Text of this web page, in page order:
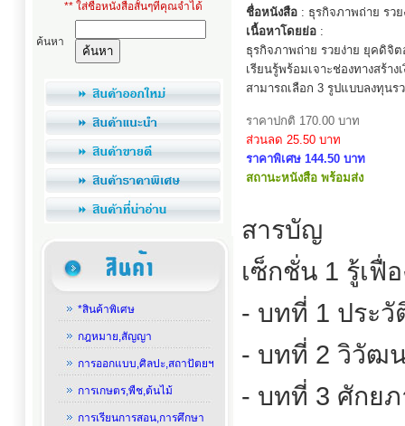
** ใส่ชื่อหนังสือสั้นๆที่คุณจำได้
ค้นหา
*สินค้าพิเศษ
กฎหมาย,สัญญา
การออกแบบ,ศิลปะ,สถาปัตยฯ
การเกษตร,พืช,ต้นไม้
การเรียนการสอน,การศึกษา
ชื่อหนังสือ : ธุรกิจภาพถ่าย รว
เนื้อหาโดยย่อ :
ธุรกิจภาพถ่าย รวยง่าย ยุคดิจิ
เรียนรู้พร้อมเจาะช่องทางสร้า
สามารถเลือก 3 รูปแบบลงทุนร
ราคาปกติ 170.00 บาท
ส่วนลด 25.50 บาท
ราคาพิเศษ 144.50 บาท
สถานะหนังสือ พร้อมส่ง
สารบัญ
เซ็กชั่น 1 รู้เฟื่
- บทที่ 1 ประวั
- บทที่ 2 วิวัฒ
- บทที่ 3 ศักยภ